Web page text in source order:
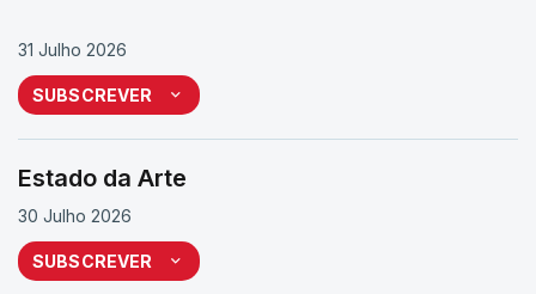
31 Julho 2026
SUBSCREVER
Estado da Arte
30 Julho 2026
SUBSCREVER